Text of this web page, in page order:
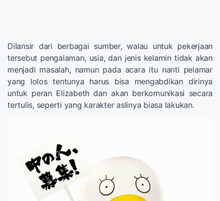
Dilansir dari berbagai sumber, walau untuk pekerjaan
tersebut pengalaman, usia, dan jenis kelamin tidak akan
menjadi masalah, namun pada acara itu nanti pelamar
yang lolos tentunya harus bisa mengabdikan dirinya
untuk peran Elizabeth dan akan berkomunikasi secara
tertulis, seperti yang karakter aslinya biasa lakukan.